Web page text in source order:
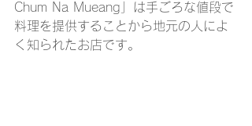
Chum Na Mueang」は手ごろな値段で
料理を提供することから地元の人によ
く知られたお店です。